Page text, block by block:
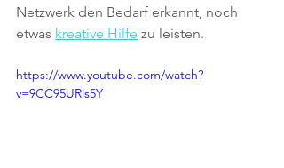
Netzwerk den Bedarf erkannt, noch
etwas kreative Hilfe zu leisten.
https://www.youtube.com/watch?
v=9CC95URls5Y